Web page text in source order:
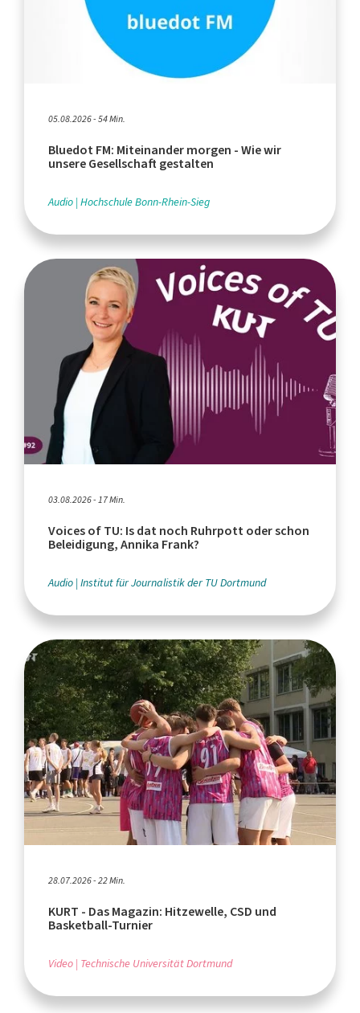
05.08.2026 - 54 Min.
Bluedot FM: Miteinander morgen - Wie wir
unsere Gesellschaft gestalten
Audio Hochschule Bonn-Rhein-Sieg
03.08.2026 - 17 Min.
Voices of TU: Is dat noch Ruhrpott oder schon
Beleidigung, Annika Frank?
Audio Institut für Journalistik der TU Dortmund
28.07.2026 - 22 Min.
KURT - Das Magazin: Hitzewelle, CSD und
Basketball-Turnier
Video Technische Universität Dortmund